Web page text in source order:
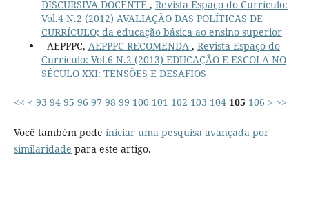
DISCURSIVA DOCENTE , Revista Espaço do Currículo:
Vol.4 N.2 (2012) AVALIAÇÃO DAS POLÍTICAS DE
CURRÍCULO; da educação básica ao ensino superior
- AEPPPC, AEPPPC RECOMENDA , Revista Espaço do
Currículo: Vol.6 N.2 (2013) EDUCAÇÃO E ESCOLA NO
SÉCULO XXI: TENSÕES E DESAFIOS
<< < 93 94 95 96 97 98 99 100 101 102 103 104 105 106 > >>
Você também pode iniciar uma pesquisa avançada por
similaridade para este artigo.